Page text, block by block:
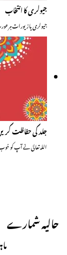
جیولری کا انتخاب
جیولری یا زیورات ہر
جلد کی حفاظت
اللہ تعالیٰ نے آپ
حالیہ شمارے